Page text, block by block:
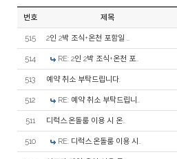
번호 제목
515 2인 2박 조식+온천 포함일 ..
514 RE: 2인 2박 조식+온천 포..
513 예약 취소 부탁드립니다.
512 RE: 예약 취소 부탁드립니..
511 디럭스.온돌룸 이용 시 온..
510 RE: 디럭스.온돌룸 이용 시..